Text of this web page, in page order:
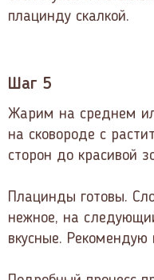
плацинду скалкой.
Шаг 5
Жарим на среднем
на сковороде с
сторон до красивой
Плацинды готовы.
нежное, на
вкусные. Рекомендую